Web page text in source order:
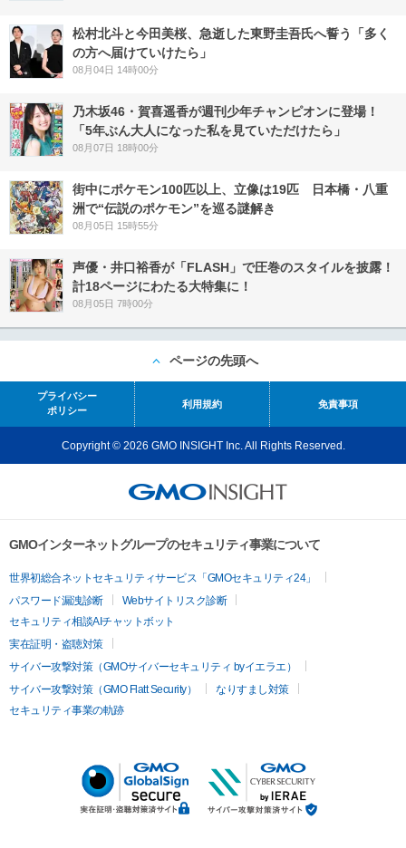
松村北斗と今田美桜、急逝した東野圭吾氏へ誓う「多く
の方へ届けていけたら」
08月04日 14時00分
乃木坂46・賀喜遥香が週刊少年チャンピオンに登場！
「5年ぶん大人になった私を見ていただけたら」
08月07日 18時00分
街中にポケモン100匹以上、立像は19匹 日本橋・八重
洲で“伝説のポケモン”を巡る謎解き
08月05日 15時55分
声優・井口裕香が「FLASH」で圧巻のスタイルを披露！
計18ページにわたる大特集に！
08月05日 7時00分
ページの先頭へ
プライバシー
ポリシー
利用規約 免責事項
Copyright © 2026 GMO INSIGHT Inc. All Rights Reserved.
GMOインターネットグループのセキュリティ事業について
世界初総合ネットセキュリティサービス「GMOセキュリティ24」
パスワード漏洩診断
Webサイトリスク診断
セキュリティ相談AIチャットボット
実在証明・盗聴対策
サイバー攻撃対策（GMOサイバーセキュリティ byイエラエ）
サイバー攻撃対策（GMO Flatt Security）
なりすまし対策
セキュリティ事業の軌跡